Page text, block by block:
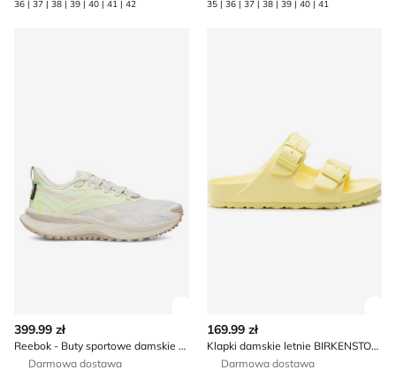
36 | 37 | 38 | 39 | 40 | 41 | 42 35 | 36 | 37 | 38 | 39 | 40 | 41
399.99 zł
Reebok - Buty sportowe damskie na wiosnę
Darmowa dostawa
169.99 zł
Klapki damskie letnie BIRKENSTOCK
Darmowa dostawa